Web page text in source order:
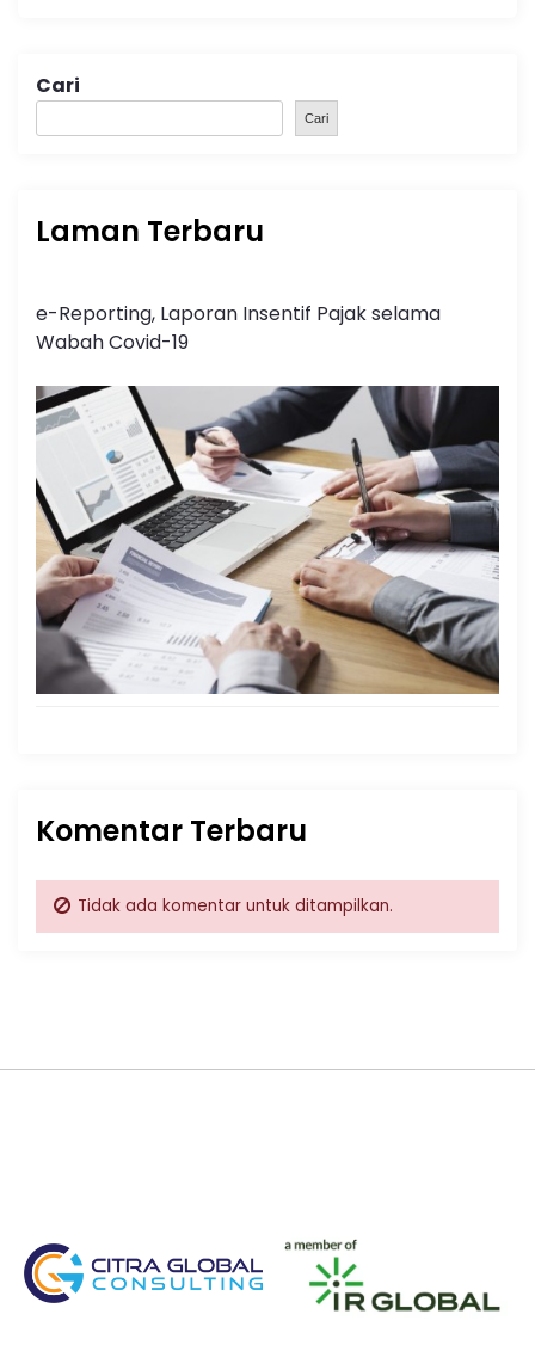
Cari
Cari
Laman Terbaru
e-Reporting, Laporan Insentif Pajak selama
Wabah Covid-19
Komentar Terbaru
Tidak ada komentar untuk ditampilkan.